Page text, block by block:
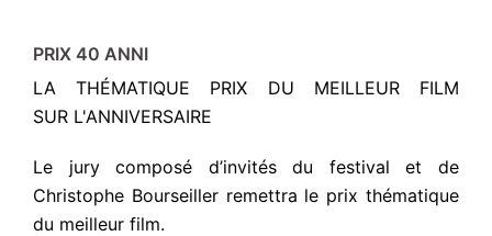
PRIX 40 ANNI
LA THÉMATIQUE PRIX DU MEILLEUR FILM
SUR L'ANNIVERSAIRE
Le jury composé d’invités du festival et de
Christophe Bourseiller remettra le prix thématique
du meilleur film.